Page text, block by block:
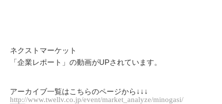
ネクストマーケット
「企業レポート」の動画がUPされています。
アーカイブ一覧はこちらのページから↓↓↓
http://www.twellv.co.jp/event/market_analyze/minogasi/